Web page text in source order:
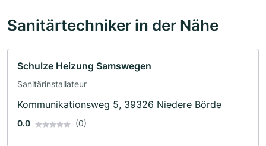
Sanitärtechniker in der Nähe
Schulze Heizung Samswegen
Sanitärinstallateur
Kommunikationsweg 5, 39326 Niedere Börde
0.0 (0)